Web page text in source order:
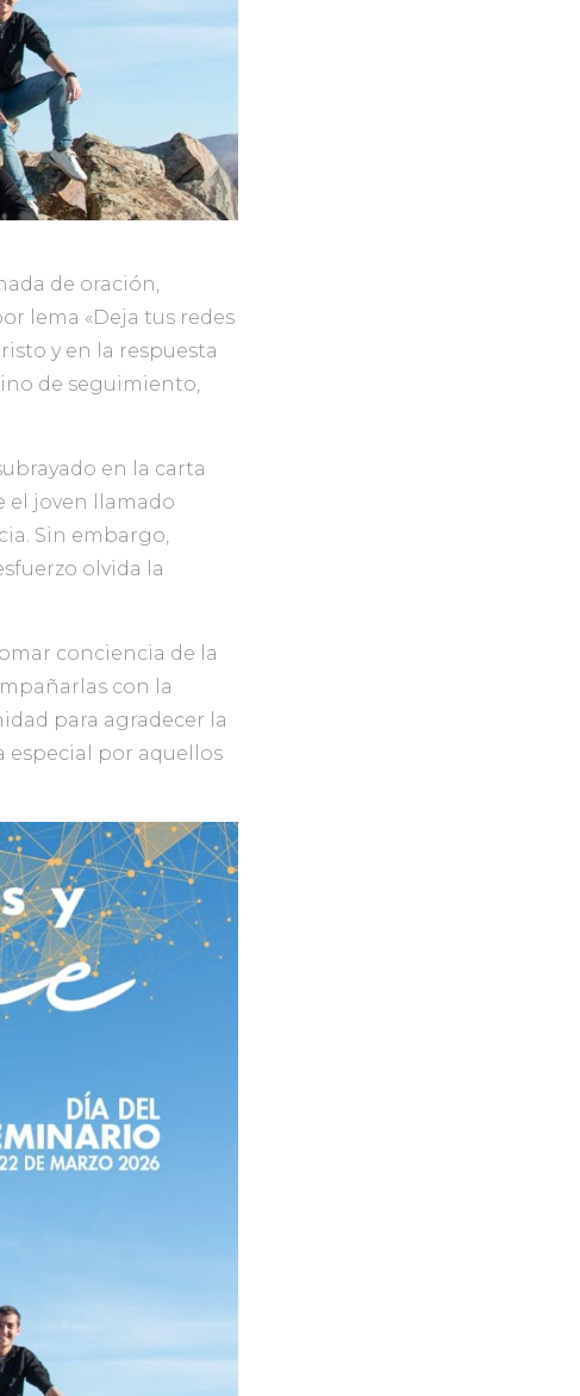
de oración,
lema «Deja tus redes
y en la respuesta
de seguimiento,
en la carta
el joven llamado
Sin embargo,
olvida la
conciencia de la
con la
para agradecer la
especial por aquellos